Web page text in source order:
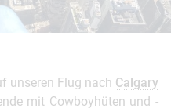
unseren Flug nach Calgary
mit Cowboyhüten und -